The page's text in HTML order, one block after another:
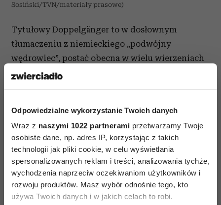
Odpowiedzialne wykorzystanie Twoich danych
Wraz z naszymi 1022 partnerami przetwarzamy Twoje
osobiste dane, np. adres IP, korzystając z takich
technologii jak pliki cookie, w celu wyświetlania
spersonalizowanych reklam i treści, analizowania tychże,
wychodzenia naprzeciw oczekiwaniom użytkowników i
rozwoju produktów. Masz wybór odnośnie tego, kto
używa Twoich danych i w jakich celach to robi.
Sosiński/TVN/materiały prasowe)
Tytułowy Doppelgänger to w dosłownym
tłumaczeniu z niemieckiego „podwójny
wędrowiec”, postać obecna w wielu wierzeniach
i mitologiach. Oznaczała ciemną jaźń, która
czyniąc jednak z Hansa postaci antypatycznej.
Ukazuje jego dylematy skrywane pod
zewnętrznym opanowaniem i poważną miną. Ale
też jego rozchwianie emocjonalne, niedojrzałość
i pogubienie. Co znamienne, równie wielkie
rozchwianie i pogubienie odczuwa Jan –
w miarę rozwoju akcji obaj bohaterowie osuwają